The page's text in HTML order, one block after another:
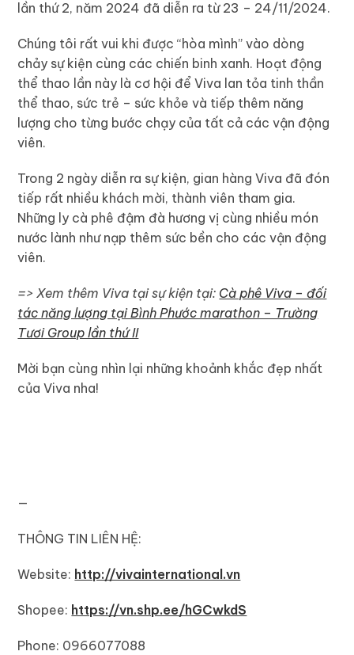
lần thứ 2, năm 2024 đã diễn ra từ 23 – 24/11/2024.
Chúng tôi rất vui khi được “hòa mình” vào dòng
chảy sự kiện cùng các chiến binh xanh. Hoạt động
thể thao lần này là cơ hội để Viva lan tỏa tinh thần
thể thao, sức trẻ – sức khỏe và tiếp thêm năng
lượng cho từng bước chạy của tất cả các vận động
viên.
Trong 2 ngày diễn ra sự kiện, gian hàng Viva đã đón
tiếp rất nhiều khách mời, thành viên tham gia.
Những ly cà phê đậm đà hương vị cùng nhiều món
nước lành như nạp thêm sức bền cho các vận động
viên.
=> Xem thêm Viva tại sự kiện tại: Cà phê Viva – đối
tác năng lượng tại Bình Phước marathon – Trường
Tươi Group lần thứ II
Mời bạn cùng nhìn lại những khoảnh khắc đẹp nhất
của Viva nha!
—
THÔNG TIN LIÊN HỆ:
Website: http://vivainternational.vn
Shopee: https://vn.shp.ee/hGCwkdS
Phone: 0966077088